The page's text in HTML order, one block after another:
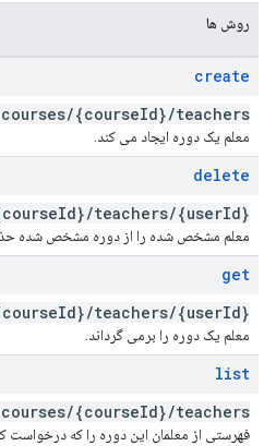
روش ها
create
courses/{courseId}/teachers
معلم یک دوره ایجاد می کند.
delete
Id}/teachers/{userId}
معلم مشخص شده را از دوره مشخص شده
get
Id}/teachers/{userId}
معلم یک دوره را برمی گرداند.
list
courses/{courseId}/teachers
فهرستی از معلمان این دوره را که درخواست